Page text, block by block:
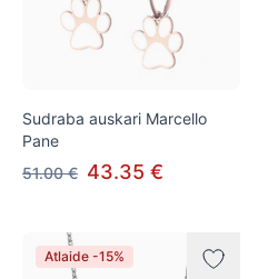
Sudraba auskari Marcello
Pane
51.00 € 43.35 €
Atlaide -15%